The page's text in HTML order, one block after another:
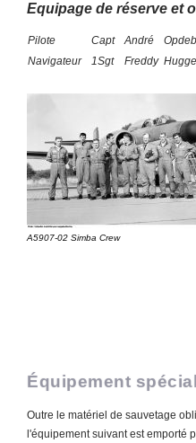
Equipage de réserve et
Pilote Capt André
Navigateur
1Sgt Freddy
A5907-02 Simba Crew
Équipement spécial
Outre le matériel de sauvetage
l'équipement suivant est emporté